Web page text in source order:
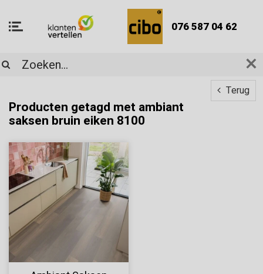
076 587 04 62
Terug
Producten getagd met ambiant
saksen bruin eiken 8100